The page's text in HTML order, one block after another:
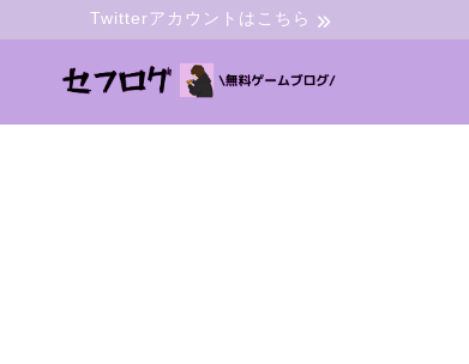
Twitterアカウントはこちら